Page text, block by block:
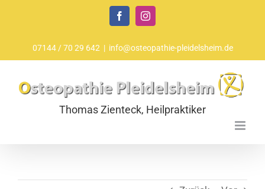
springen
FacebookInstagram
07144 / 70 29 642 | info@osteopathie-pleidelsheim.de